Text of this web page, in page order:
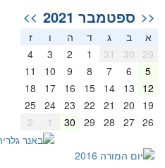
<< ספטמבר 2021 >>
א ב ג ד ה
ז
29
30
31
2
3
4
5
6
7
8
9
10
11
12
13
14
15
16
17
18
19
20
21
22
23
24
25
26
27
28
29
30
2